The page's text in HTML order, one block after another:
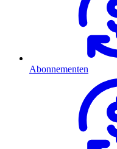
Abonnementen